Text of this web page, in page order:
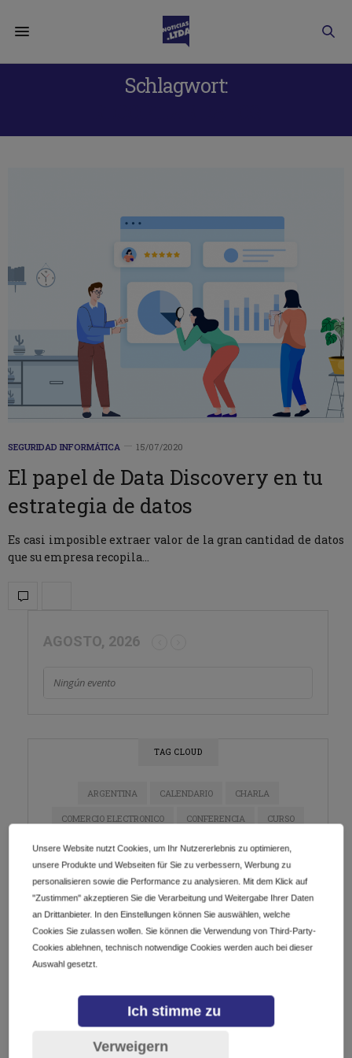
Schlagwort:
SEGURIDAD INFORMÁTICA 15/07/2020
El papel de Data Discovery en tu
estrategia de datos
Es casi imposible extraer valor de la gran cantidad de datos
que su empresa recopila…
AGOSTO, 2026
Ningún evento
TAG CLOUD
ARGENTINA CALENDARIO CHARLA
COMERCIO ELECTRONICO CONFERENCIA CURSO
DIGITALIZACIÓN DOMINIOS E-COMMERCE
ECOMMERCE EMPRENDEDORES EMPRENDIMIENTO
ESTRATEGIA DE MARKETING EVENTO
EVENTO EN LÍNEA EVENTOS GETDOTLTDA
GETDOTSRL ICANN INDUSTRIA DE DOMINIOS
INNOVACIÓN
MARKETING MARKETING DE CONTENIDO
MARKETING DIGITAL MÉXICO
NETWORKING PYMES
Unsere Website nutzt Cookies, um Ihr Nutzererlebnis zu optimieren,
unsere Produkte und Webseiten für Sie zu verbessern, Werbung zu
personalisieren sowie die Performance zu analysieren. Mit dem Klick auf
"Zustimmen" akzeptieren Sie die Verarbeitung und Weitergabe Ihrer Daten
an Drittanbieter. In den Einstellungen können Sie auswählen, welche
Cookies Sie zulassen wollen. Sie können die Verwendung von Third-Party-
Cookies ablehnen, technisch notwendige Cookies werden auch bei dieser
Auswahl gesetzt.
Ich stimme zu
Verweigern